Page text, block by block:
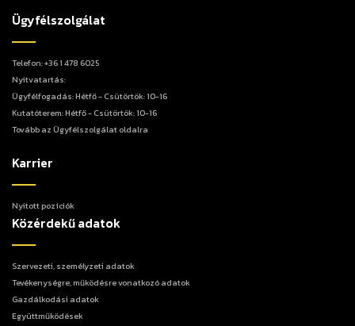
Ügyfélszolgálat
Telefon: +36 1 478 6025
Nyitvatartás:
Ügyfélfogadás: Hétfő - Csütörtök: 10-16
Kutatóterem: Hétfő - Csütörtök: 10-16
Tovább az Ügyfélszolgálat oldalra
Karrier
Nyitott pozíciók
Közérdekű adatok
Szervezeti, személyzeti adatok
Tevékenységre, működésre vonatkozó adatok
Gazdálkodási adatok
Együttműködések